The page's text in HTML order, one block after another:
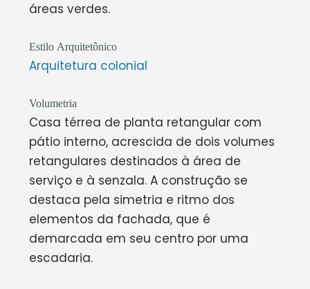
áreas verdes.
Estilo Arquitetônico
Arquitetura colonial
Volumetria
Casa térrea de planta retangular com
pátio interno, acrescida de dois volumes
retangulares destinados à área de
serviço e à senzala. A construção se
destaca pela simetria e ritmo dos
elementos da fachada, que é
demarcada em seu centro por uma
escadaria.